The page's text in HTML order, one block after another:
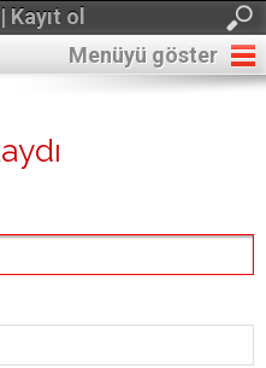
Kayıt ol
Menüyü göster